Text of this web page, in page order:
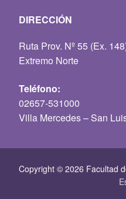
DIRECCIÓN
Ruta Prov. Nº 55 (Ex.
Extremo Norte
Teléfono:
02657-531000
Villa Mercedes – San
Copyright © 2026 Facultad